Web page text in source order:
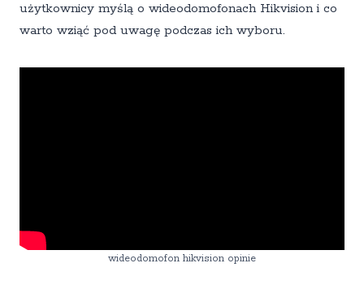
użytkownicy myślą o wideodomofonach Hikvision i co
warto wziąć pod uwagę podczas ich wyboru.
wideodomofon hikvision opinie